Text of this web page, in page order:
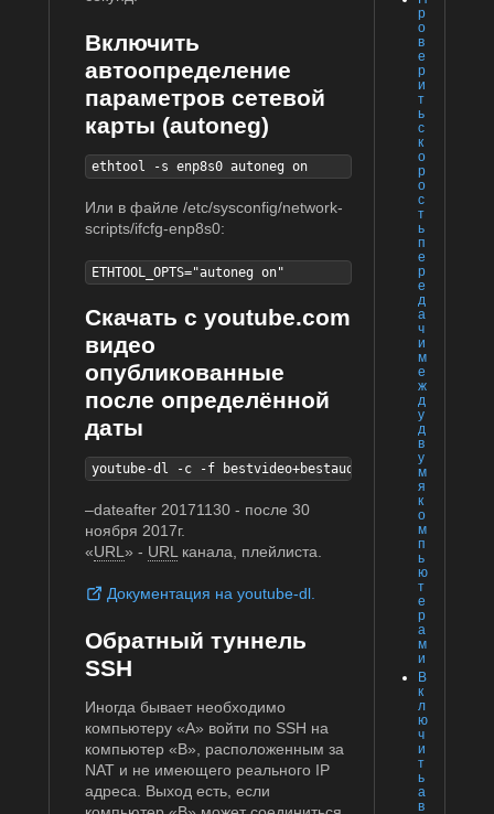
р
о
в
е
р
и
т
ь
с
к
о
р
о
с
т
ь
п
е
р
е
д
а
ч
и
м
е
ж
д
у
д
в
у
м
я
к
о
м
п
ь
ю
т
е
р
а
м
и
В
к
л
ю
ч
и
т
ь
а
в
Включить
автоопределение
параметров сетевой
карты (autoneg)
ethtool -s enp8s0 autoneg on
Или в файле /etc/sysconfig/network-
scripts/ifcfg-enp8s0:
ETHTOOL_OPTS="autoneg on"
Скачать с youtube.com
видео
опубликованные
после определённой
даты
youtube-dl -c -f bestvideo+bestaudio --dateafter
–dateafter 20171130 - после 30
ноября 2017г.
«URL» - URL канала, плейлиста.
Документация на youtube-dl.
Обратный туннель
SSH
Иногда бывает необходимо
компьютеру «A» войти по SSH на
компьютер «B», расположенным за
NAT и не имеющего реального IP
адреса. Выход есть, если